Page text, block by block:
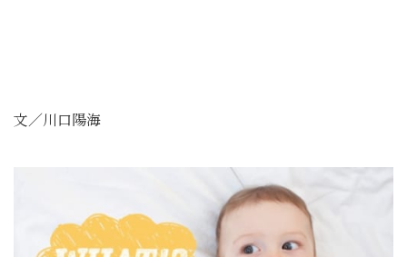
文／川口陽海